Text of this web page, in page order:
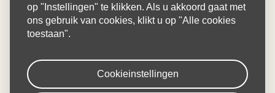
op "Instellingen" te klikken. Als u akkoord gaat met
ons gebruik van cookies, klikt u op "Alle cookies
toestaan".
Cookieinstellingen